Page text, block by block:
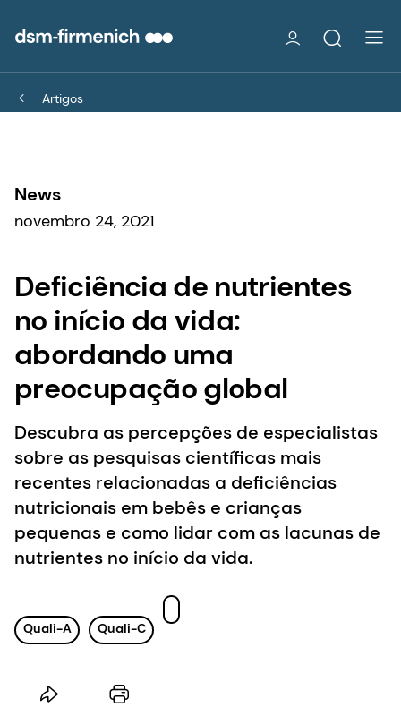
Artigos
News
novembro 24, 2021
Deficiência de nutrientes
no início da vida:
abordando uma
preocupação global
Descubra as percepções de especialistas
sobre as pesquisas científicas mais
recentes relacionadas a deficiências
nutricionais em bebês e crianças
pequenas e como lidar com as lacunas de
nutrientes no início da vida.
Quali-A Quali-C